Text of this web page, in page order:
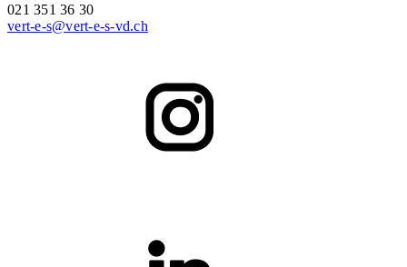
021 351 36 30
vert-e-s@vert-e-s-vd.ch